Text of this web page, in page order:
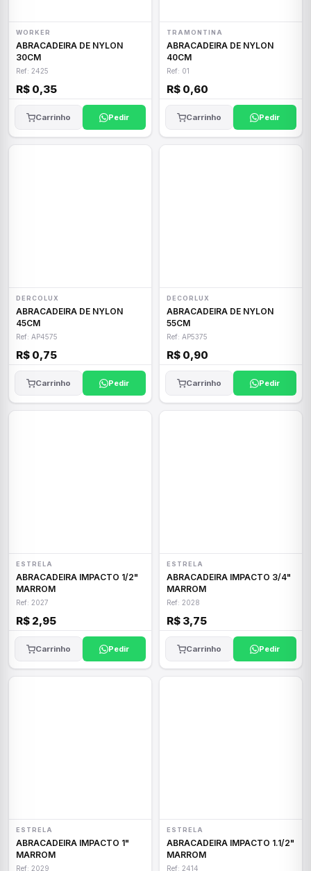
WORKER
ABRACADEIRA DE NYLON
30CM
Ref: 2425
R$ 0,35
Carrinho Pedir
TRAMONTINA
ABRACADEIRA DE NYLON
40CM
Ref: 01
R$ 0,60
Carrinho Pedir
DERCOLUX
ABRACADEIRA DE NYLON
45CM
Ref: AP4575
R$ 0,75
Carrinho Pedir
DECORLUX
ABRACADEIRA DE NYLON
55CM
Ref: AP5375
R$ 0,90
Carrinho Pedir
ESTRELA
ABRACADEIRA IMPACTO 1/2"
MARROM
Ref: 2027
R$ 2,95
Carrinho Pedir
ESTRELA
ABRACADEIRA IMPACTO 3/4"
MARROM
Ref: 2028
R$ 3,75
Carrinho Pedir
ESTRELA
ABRACADEIRA IMPACTO 1"
MARROM
Ref: 2029
ESTRELA
ABRACADEIRA IMPACTO 1.1/2"
MARROM
Ref: 2414